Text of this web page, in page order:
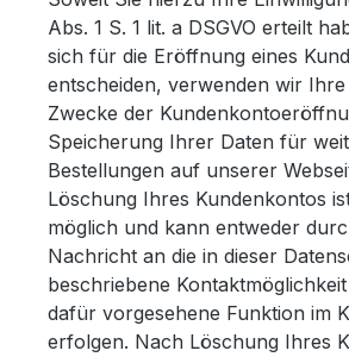
Abs. 1 S. 1 lit. a DSGVO erteilt
sich für die Eröffnung eines
entscheiden, verwenden wir
Zwecke der
Speicherung Ihrer Daten für
Bestellungen auf unserer
Löschung Ihres Kundenkontos
möglich und kann entweder
Nachricht an die in dieser
beschriebene
dafür vorgesehene Funktion im
erfolgen. Nach Löschung Ihres